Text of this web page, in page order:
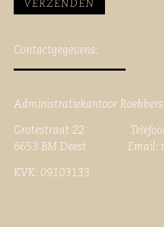
Contactgegevens:
Administratiekantoor Roebbers
Grotestraat 22 Telefoon:
6653 BM Deest Email:
KVK: 09103133